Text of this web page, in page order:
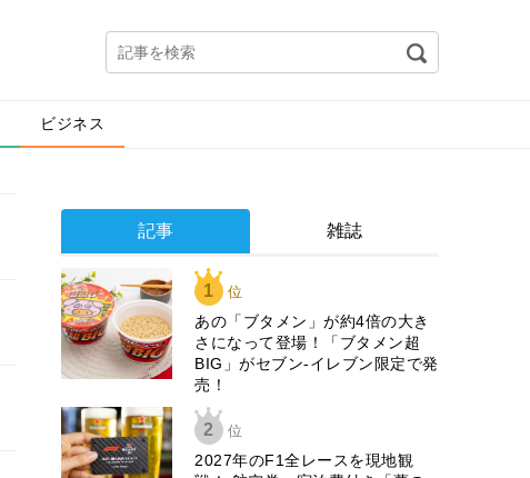
ビジネス
記事 雑誌
1 位
あの「ブタメン」が約4倍の大き
さになって登場！「ブタメン超
BIG」がセブン‐イレブン限定で発
売！
2 位
2027年のF1全レースを現地観